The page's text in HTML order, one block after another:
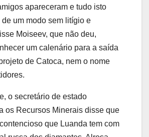
apareceram e tudo isto
de um modo sem litígio e
Moiseev, que não deu,
um calenário para a saída
de Catoca, nem o nome
o secretário de estado
os Recursos Minerais disse que
que Luanda tem com